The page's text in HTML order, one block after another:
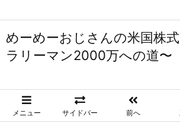
めーめーおじさんの米国株
ラリーマン2000万への道〜
メニュー サイドバー 前へ